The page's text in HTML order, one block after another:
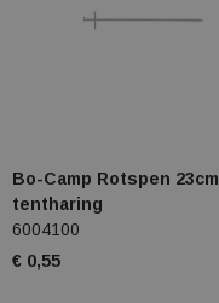
Bo-Camp Rotspen 23cm
tentharing
6004100
€ 0,55